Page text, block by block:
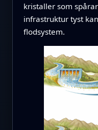
kristaller som
infrastruktur tyst
flodsystem.